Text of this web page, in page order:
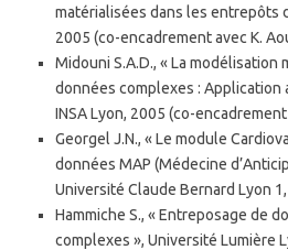
matérialisées dans les entrepôts
2005 (co-encadrement avec K.
Midouni S.A.D., « La
données complexes : Application
INSA Lyon, 2005 (co-
Georgel J.N., « Le module
données MAP (Médecine
Université Claude Bernard Lyon
Hammiche S., « Entreposage de
complexes », Université Lumière